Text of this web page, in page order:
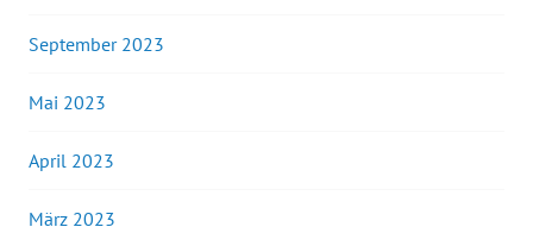
September 2023
Mai 2023
April 2023
März 2023